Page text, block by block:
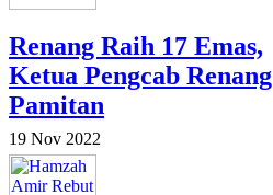
Renang Raih 17 Emas,
Ketua Pengcab Renang
Pamitan
19 Nov 2022